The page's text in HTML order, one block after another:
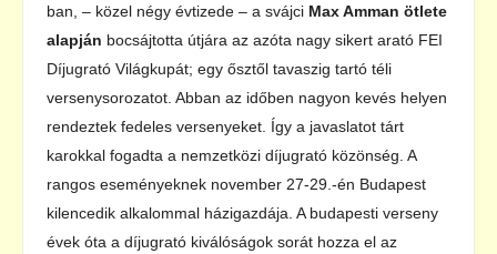
ban, – közel négy évtizede – a svájci Max Amman ötlete
alapján bocsájtotta útjára az azóta nagy sikert arató FEI
Díjugrató Világkupát; egy ősztől tavaszig tartó téli
versenysorozatot. Abban az időben nagyon kevés helyen
rendeztek fedeles versenyeket. Így a javaslatot tárt
karokkal fogadta a nemzetközi díjugrató közönség. A
rangos eseményeknek november 27-29.-én Budapest
kilencedik alkalommal házigazdája. A budapesti verseny
évek óta a díjugrató kiválóságok sorát hozza el az